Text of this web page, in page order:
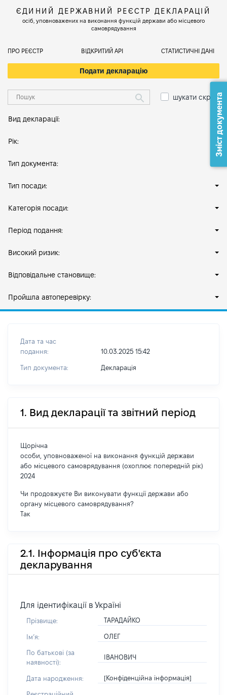
ЄДИНИЙ ДЕРЖАВНИЙ РЕЄСТР ДЕКЛАРАЦІЙ
осіб, уповноважених на виконання функцій держави або місцевого
самоврядування
ПРО РЕЄСТР ВІДКРИТИЙ АРІ СТАТИСТИЧНІ ДАНІ
Подати декларацію
шукати скрізь
Вид декларації:
Рік:
Тип документа:
Тип посади:
Категорія посади:
Період подання:
Високий ризик:
Відповідальне становище:
Пройшла автоперевірку:
Дата та час
подання:
10.03.2025 15:42
Тип документа: Декларація
1. Вид декларації та звітний період
Щорічна
особи, уповноваженої на виконання функцій держави
або місцевого самоврядування (охоплює попередній рік)
2024
Чи продовжуєте Ви виконувати функції держави або
органу місцевого самоврядування?
Так
2.1. Інформація про суб'єкта
декларування
Для ідентифікації в Україні
Прізвище: ТАРАДАЙКО
Імʼя: ОЛЕГ
По батькові (за
наявності):
ІВАНОВИЧ
Дата народження: [Конфіденційна інформація]
Зміст документа